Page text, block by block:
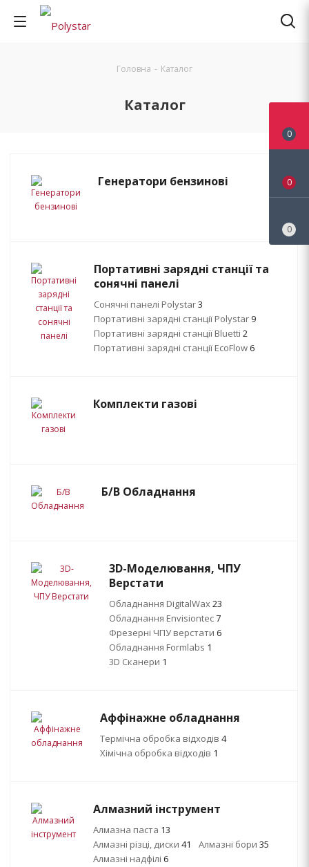
Головна - Каталог
Каталог
Генератори бензинові
Портативні зарядні станції та
сонячні панелі
Сонячні панелі Polystar3
Портативні зарядні станції Polystar 9
Портативні зарядні станції Bluetti 2
Портативні зарядні станції EcoFlow 6
Комплекти газові
Б/В Обладнання
3D-Моделювання, ЧПУ
Верстати
Обладнання DigitalWax23
Обладнання Envisiontec7
Фрезерні ЧПУ верстати 6
Обладнання Formlabs 1
3D Сканери 1
Аффінажне обладнання
Термічна обробка відходів 4
Хімічна обробка відходів 1
Алмазний інструмент
Алмазна паста 13
Алмазні різці, диски 41 Алмазні бори 35
Алмазні надфілі 6
0
0
0